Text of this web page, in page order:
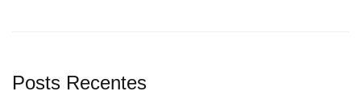
Posts Recentes